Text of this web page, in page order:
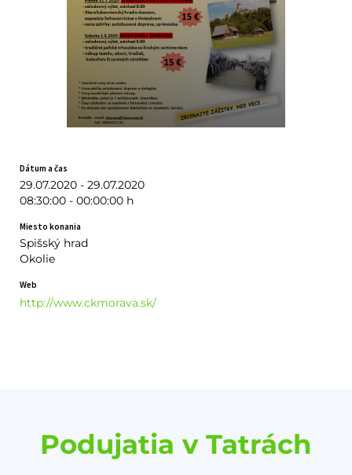
Dátum a čas
29.07.2020 - 29.07.2020
08:30:00 - 00:00:00 h
Miesto konania
Spišský hrad
Okolie
Web
http://www.ckmorava.sk/
Podujatia v Tatrách